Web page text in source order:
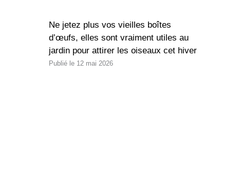
Ne jetez plus vos vieilles boîtes
d’œufs, elles sont vraiment utiles au
jardin pour attirer les oiseaux cet hiver
12 mai 2026